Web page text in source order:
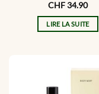
CHF34.90
LIRE LA SUITE